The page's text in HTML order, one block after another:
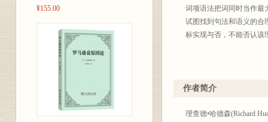
¥155.00
词项语法把词同时当作最
试图找到句法和语义的合
标实现与否，不能否认该
作者简介
理查德•哈德森(Richard